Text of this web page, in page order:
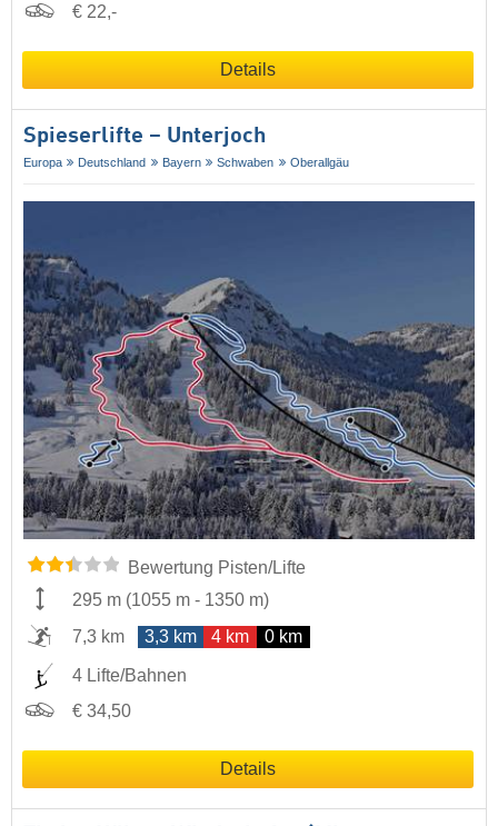
€ 22,-
Details
Spieserlifte – Unterjoch
Europa Deutschland Bayern Schwaben Oberallgäu
Bewertung Pisten/Lifte
295 m (1055 m - 1350 m)
7,3 km
3,3 km 4 km 0 km
4 Lifte/Bahnen
€ 34,50
Details